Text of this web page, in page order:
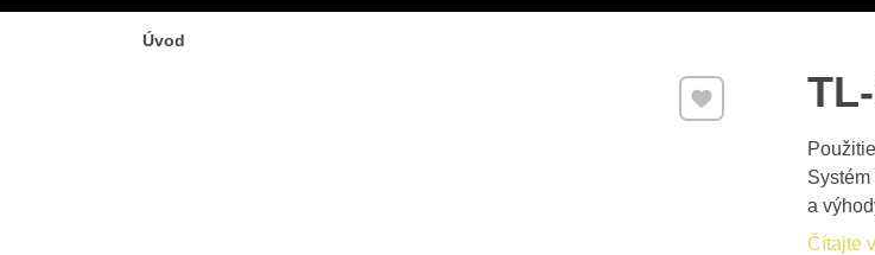
Úvod
a
Čítajte
Pridať k Obľúbeným